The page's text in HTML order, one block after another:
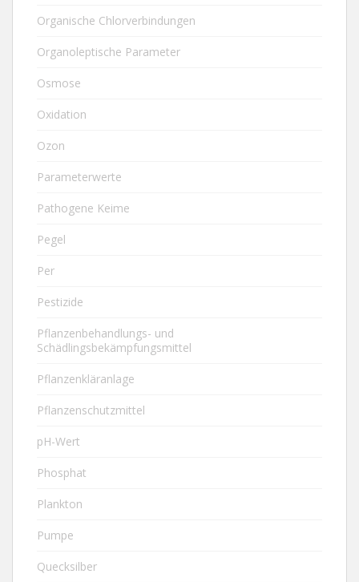
Organische Chlorverbindungen
Organoleptische Parameter
Osmose
Oxidation
Ozon
Parameterwerte
Pathogene Keime
Pegel
Per
Pestizide
Pflanzenbehandlungs- und
Schädlingsbekämpfungsmittel
Pflanzenkläranlage
Pflanzenschutzmittel
pH-Wert
Phosphat
Plankton
Pumpe
Quecksilber